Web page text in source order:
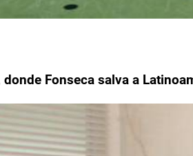
Fonseca salva a